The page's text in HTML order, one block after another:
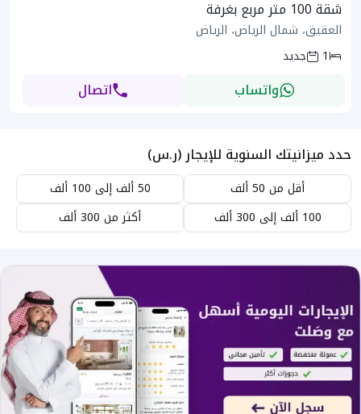
شقة 100 متر مربع بغرفة
العقيق، شمال الرياض، الرياض
1
جديد
واتساب اتصال
حدد ميزانيتك السنوية للإيجار (ر.س)
أقل من 50 ألف
50 ألف إلى 100 ألف
100 ألف إلى 300 ألف
أكثر من 300 ألف